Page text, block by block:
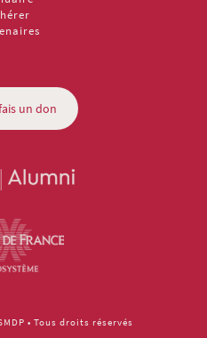
un don
• Tous droits réservés